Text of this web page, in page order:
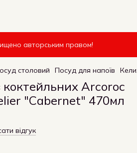
авторським правом!
столовий Посуд для напоїв
коктейльних Arcoroc
"Cabernet" 470мл
відгук